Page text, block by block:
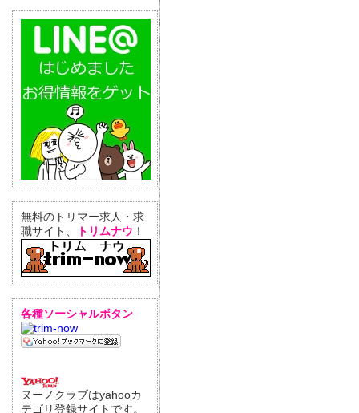
無料のトリマー求人・求
職サイト、
トリムナウ ！
各種ソーシャルボタン
ヌーノクラブはyahooカ
テゴリ登録サイトです。